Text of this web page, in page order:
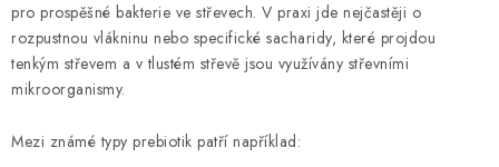
pro prospěšné bakterie ve střevech. V praxi jde nejčastěji o
rozpustnou vlákninu nebo specifické sacharidy, které projdou
tenkým střevem a v tlustém střevě jsou využívány střevními
mikroorganismy.
Mezi známé typy prebiotik patří například: